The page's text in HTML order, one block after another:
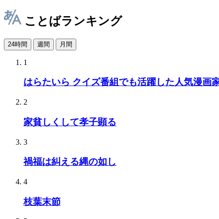
ことばランキング
24時間 週間 月間
1
はらたいら クイズ番組でも活躍した人気漫画
2
家貧しくして孝子顕る
3
禍福は糾える縄の如し
4
枝葉末節